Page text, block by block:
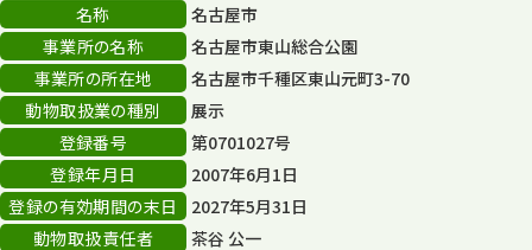
スカイタワー
年末年始のイベント
秋まつり
名称
名古屋市
事業所の名称
名古屋市東山総合公園
事業所の所在地
名古屋市千種区東山元町3-70
動物取扱業の種別
展示
登録番号
第0701027号
登録年月日
2007年6月1日
登録の有効期間の末日
2027年5月31日
動物取扱責任者
茶谷 公一